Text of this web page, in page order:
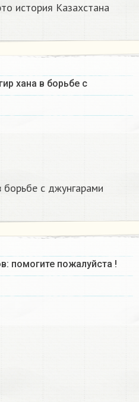
история Казахстана
хана в борьбе с
борьбе с джунгарами​
помогите пожалуйста !